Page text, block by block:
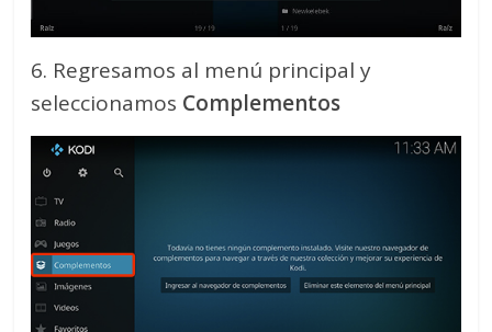
6. Regresamos al menú principal y
seleccionamos Complementos